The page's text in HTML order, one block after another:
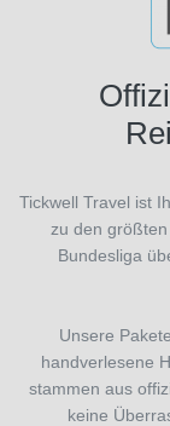
Tickwell Travel ist
zu den
Bundesliga
Unsere
handverlesene
stammen aus
keine